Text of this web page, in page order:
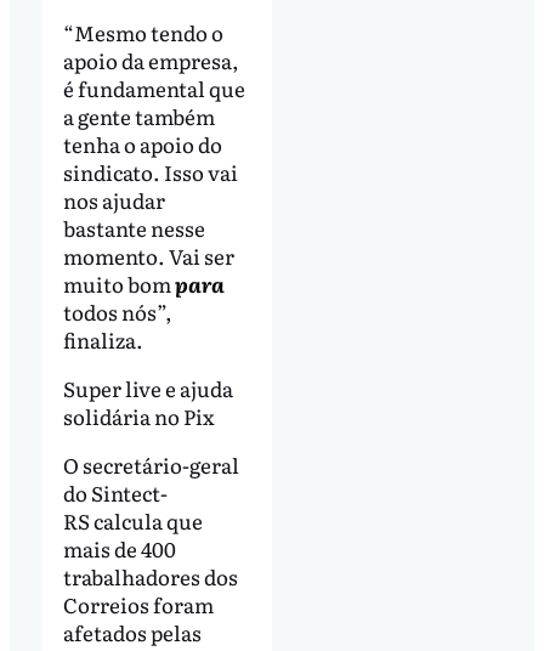
“Mesmo tendo o
apoio da empresa,
é fundamental que
a gente também
tenha o apoio do
sindicato. Isso vai
nos ajudar
bastante nesse
momento. Vai ser
muito bompara
todos nós”,
finaliza.
Super live e ajuda
solidária no Pix
O secretário-geral
do Sintect-
RS calcula que
mais de 400
trabalhadores dos
Correios foram
afetados pelas